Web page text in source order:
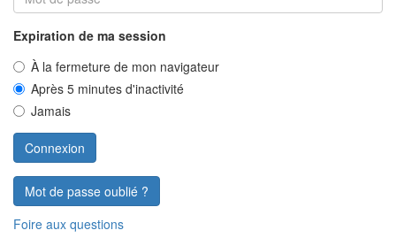
Expiration de ma session
À la fermeture de mon navigateur
Après 5 minutes d'inactivité
Jamais
Mot de passe oublié ?
Foire aux questions